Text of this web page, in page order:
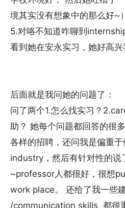
境其实没有想象中的那么好~）
5.对咯不知道咋聊到
看到她在安永实习，她好高
后面就是我问她的问题了：
问了两个1.怎么找实习？
助？ 她每个问题都回答的很
各样的招聘，还问我是偏重
industry，然后有针对性的
~professor人都很好，很想
work place。 还给了我一些
/communication skills 都很